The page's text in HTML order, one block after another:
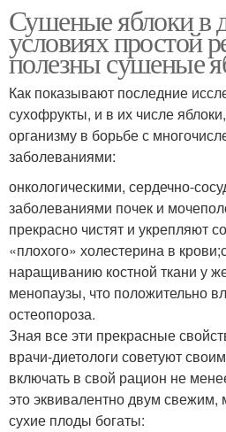
Сушеные яблоки в
условиях простой
полезны сушеные
Как показывают последние
сухофрукты, и в их числе
организму в борьбе с
заболеваниями:
онкологическими, сердечно-
заболеваниями почек и
прекрасно чистят и укрепляют
«плохого» холестерина в
наращиванию костной ткани у
менопаузы, что положительно
остеопороза.
Зная все эти прекрасные
врачи‑диетологи советуют
включать в свой рацион не
это эквивалентно двум свежим,
сухие плоды богаты: